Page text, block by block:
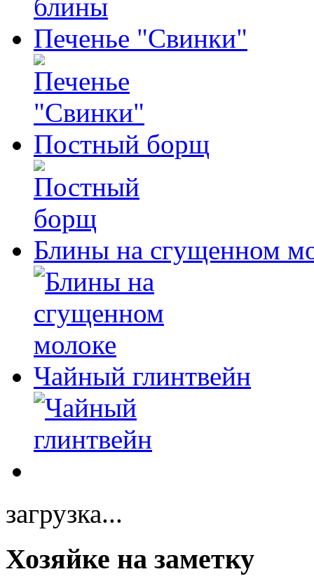
Печенье "Свинки"
Постный борщ
Блины на сгущенном
Чайный глинтвейн
загрузка...
Хозяйке на заметку